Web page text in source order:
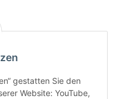
gestatten Sie den
Website: YouTube,